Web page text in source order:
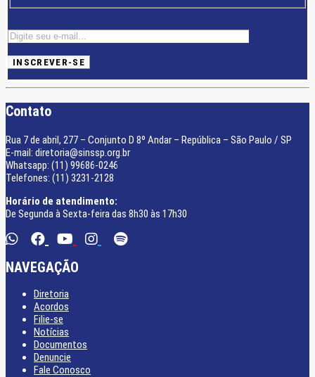
Contato
Rua 7 de abril, 277 – Conjunto D 8º Andar – República – São Paulo / SP
E-mail: diretoria@sinssp.org.br
Whatsapp: (11) 99686-0246
Telefones: (11) 3231-2128
Horário de atendimento:
De Segunda à Sexta-feira das 8h30 às 17h30
NAVEGAÇÃO
Diretoria
Acordos
Filie-se
Notícias
Documentos
Denuncie
Fale Conosco